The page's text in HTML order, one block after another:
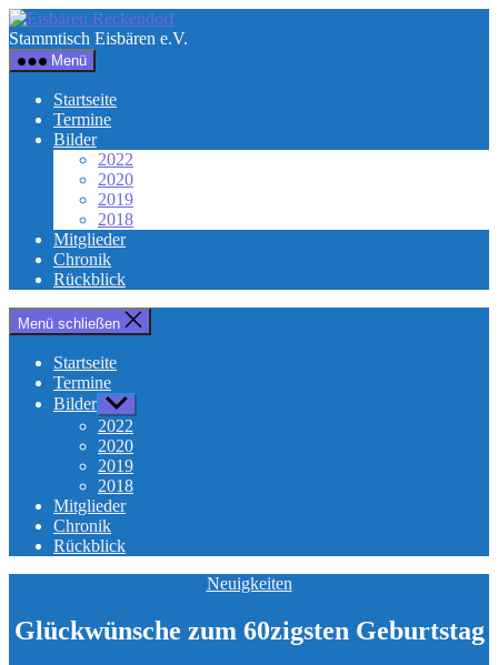
Direkt
zum
Inhalt
wechseln
Eisbären
Reckendorf
Stammtisch Eisbären e.V.
Menü
Startseite
Termine
Bilder
2022
2020
2019
2018
Mitglieder
Chronik
Rückblick
Menü schließen
Startseite
Termine
Bilder Untermenü
anzeigen
2022
2020
2019
2018
Mitglieder
Chronik
Rückblick
Kategorien
Neuigkeiten
Glückwünsche zum 60zigsten Geburtstag